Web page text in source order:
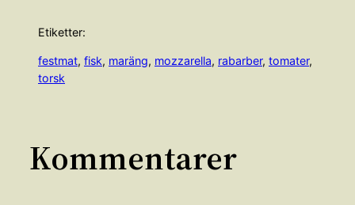
Etiketter:
festmat, fisk, maräng, mozzarella, rabarber, tomater
torsk
Kommentarer